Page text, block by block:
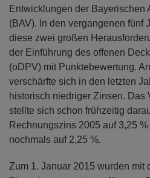
Entwicklungen der Bayerischen
(BAV). In den vergangenen fünf
diese zwei großen
der Einführung des offenen
(oDPV) mit Punktebewertung.
verschärfte sich in den letzten
historisch niedriger Zinsen. Das
stellte sich schon frühzeitig
Rechnungszins 2005 auf 3,25
nochmals auf 2,25 %.
Zum 1. Januar 2015 wurden mit